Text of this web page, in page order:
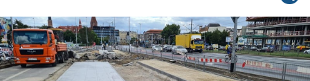
Kliknij, aby powiększyć